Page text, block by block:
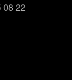
08 22